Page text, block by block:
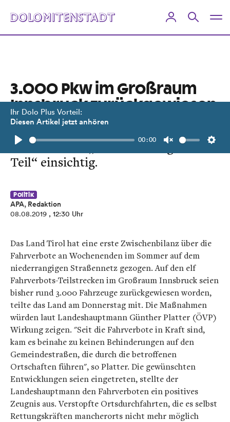
Ihr Dolo Plus Vorteil:
Diesen Artikel jetzt anhören
Play
00:00
Unmute
3.000 Pkw im Großraum
Innsbruck zurückgewiesen
Autofahrer bei regionalen
Fahrverboten „zum überwiegenden
Teil“ einsichtig.
Politik
APA, Redaktion
08.08.2019 , 12:30 Uhr
Das Land Tirol hat eine erste Zwischenbilanz über die
Fahrverbote an Wochenenden im Sommer auf dem
niederrangigen Straßennetz gezogen. Auf den elf
Fahrverbots-Teilstrecken im Großraum Innsbruck seien
bisher rund 3.000 Fahrzeuge zurückgewiesen worden,
teilte das Land am Donnerstag mit. Die Maßnahmen
würden laut Landeshauptmann Günther Platter (ÖVP)
Wirkung zeigen. "Seit die Fahrverbote in Kraft sind,
kam es beinahe zu keinen Behinderungen auf den
Gemeindestraßen, die durch die betroffenen
Ortschaften führen", so Platter. Die gewünschten
Entwicklungen seien eingetreten, stellte der
Landeshauptmann den Fahrverboten ein positives
Zeugnis aus. Verstopfte Ortsdurchfahrten, die es selbst
Rettungskräften mancherorts nicht mehr möglich